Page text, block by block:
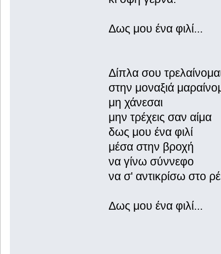
Δως μου ένα φιλί...
Δίπλα σου
στην μοναξιά
μη χάνεσαι
μην τρέχεις σαν αίμα
δως μου ένα φιλί
μέσα στην βροχή
να γίνω σύννεφο
να σ' αντικρίσω στο
Δως μου ένα φιλί...